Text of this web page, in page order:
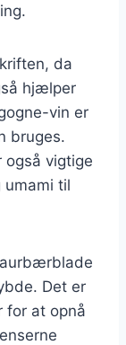
da
hjælper
vin er
bruges.
også vigtige
umami til
Det er
for at opnå